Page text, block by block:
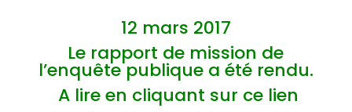
12 mars 2017
Le rapport de mission de
l’enquête publique a été rendu.
A lire en cliquant sur ce lien